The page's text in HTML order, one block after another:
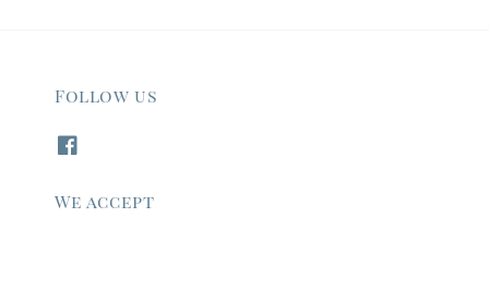
Follow us
We accept